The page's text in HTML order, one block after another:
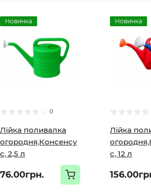
Новинка
0
Лійка поливалка
огородня,Консенсу
с, 2,5 л
76.00грн.
Новинка
Лійка
с, 12 л